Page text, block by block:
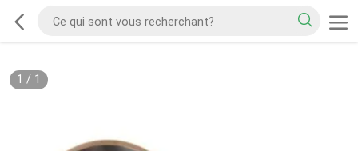
1 / 1